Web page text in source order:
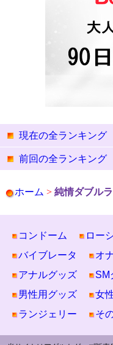
現在の全ランキング
前回の全ランキング
ホーム > 純情ダブル
コンドーム ロー
バイブレータ
オ
アナルグッズ
SM
男性用グッズ
女
ランジェリー
そ